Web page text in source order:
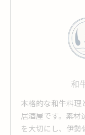
和
本格的な和牛料理
居酒屋です。素材
を大切にし、伊勢